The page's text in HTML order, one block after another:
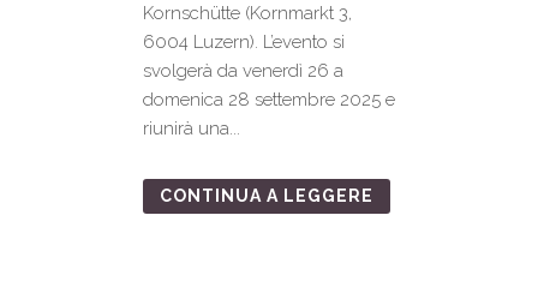
Kornschütte (Kornmarkt 3,
6004 Luzern). L’evento si
svolgerà da venerdì 26 a
domenica 28 settembre 2025 e
riunirà una...
CONTINUA A LEGGERE